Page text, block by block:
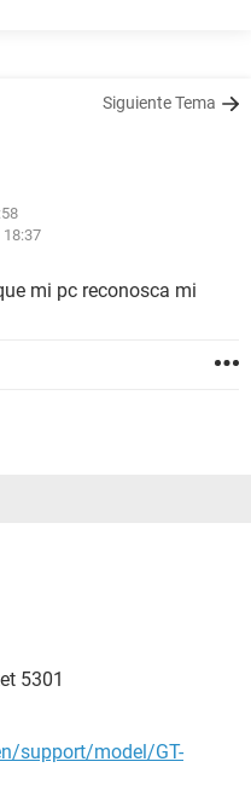
Siguiente Tema
18:37
mi pc reconosca mi
5301
support/model/GT-